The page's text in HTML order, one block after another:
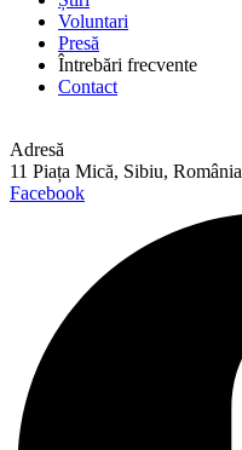
Voluntari
Presă
Întrebări frecvente
Contact
Adresă
11 Piața Mică, Sibiu, România
Facebook